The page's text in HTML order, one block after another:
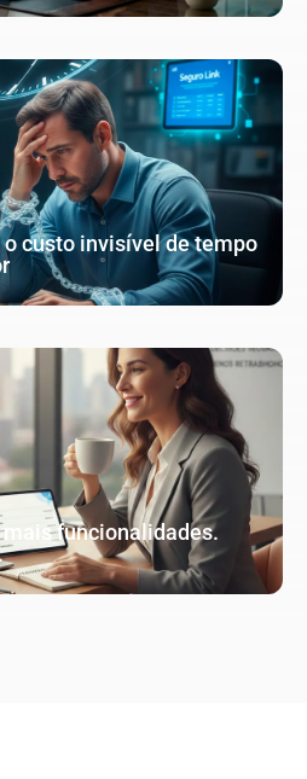
custo invisível de tempo
mais funcionalidades.